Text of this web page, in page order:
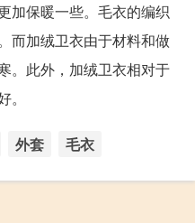
加保暖一些。毛衣的编织
而加绒卫衣由于材料和做
。此外，加绒卫衣相对于
外套 毛衣